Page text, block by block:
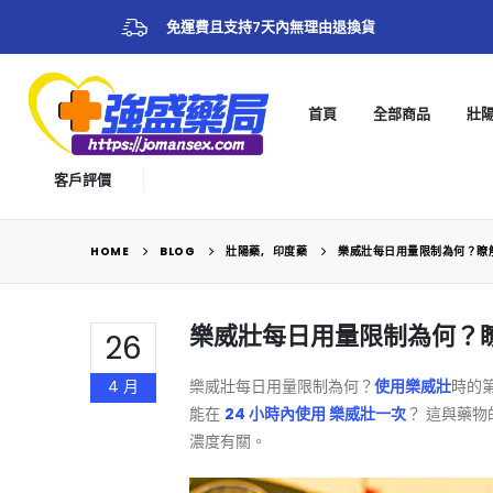
免運費且支持7天內無理由退換貨
首頁 全部商品 壯
客戶評價
HOME BLOG 壯陽藥, 印度藥 樂威壯每日用量限制為何？
26
4 月
樂威壯每日用量限制為何？
樂威壯每日用量限制為何？使用樂威壯時的
能在 24 小時內使用 樂威壯一次 ？ 這與藥
濃度有關。